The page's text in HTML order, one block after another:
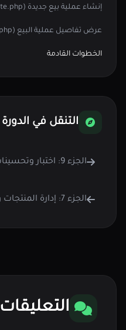
إنشاء عملية بيع جديدة (sales/create.php)
عرض تفاصيل عملية البيع (sales/view.php)
الخطوات القادمة
التنقل في الدورة
الجزء 9: اختبار وتحسينات نهائية
الجزء 7: إدارة المنتجات والعملاء
التعليقات